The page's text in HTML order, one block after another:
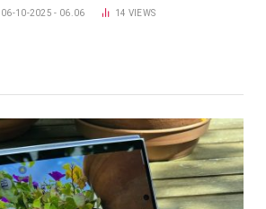
06-10-2025 - 06.06 14 VIEWS